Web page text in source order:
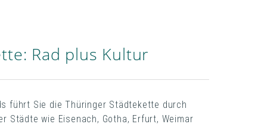
Rad plus Kultur
führt Sie die Thüringer Städtekette durch
Städte wie Eisenach, Gotha, Erfurt, Weimar